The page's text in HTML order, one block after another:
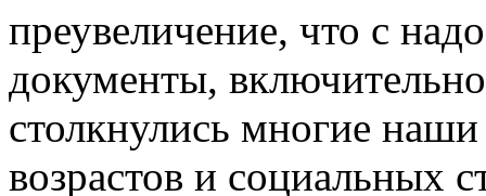
преувеличение, что с
документы,
столкнулись многие
возрастов и социальных